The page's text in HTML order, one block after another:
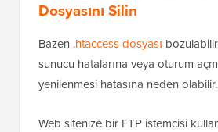
Dosyasını Silin
Bazen .htaccess dosyası
sunucu hatalarına veya oturum
yenilenmesi hatasına neden olabilir.
Web sitenize bir FTP istemcisi